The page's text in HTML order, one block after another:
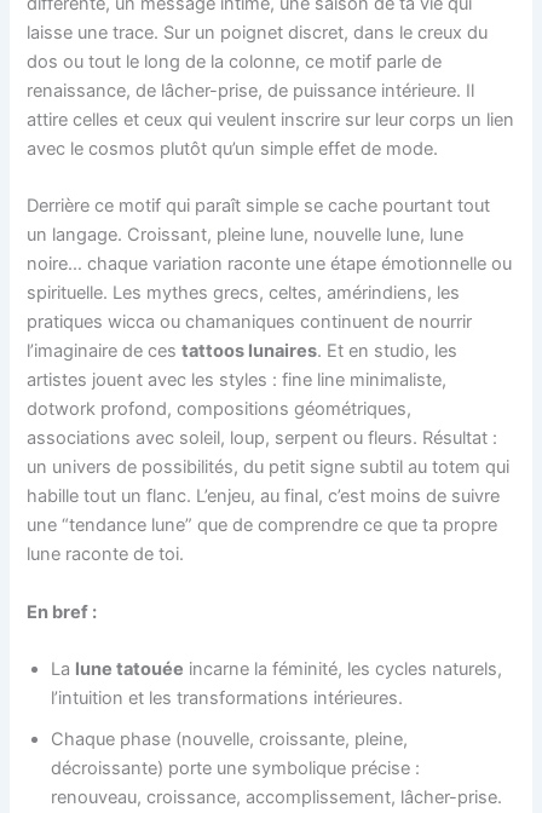
laisse une trace. Sur un poignet discret, dans le creux du
dos ou tout le long de la colonne, ce motif parle de
renaissance, de lâcher-prise, de puissance intérieure. Il
attire celles et ceux qui veulent inscrire sur leur corps un lien
avec le cosmos plutôt qu’un simple effet de mode.
Derrière ce motif qui paraît simple se cache pourtant tout
un langage. Croissant, pleine lune, nouvelle lune, lune
noire… chaque variation raconte une étape émotionnelle ou
spirituelle. Les mythes grecs, celtes, amérindiens, les
pratiques wicca ou chamaniques continuent de nourrir
l’imaginaire de cestattoos lunaires. Et en studio, les
artistes jouent avec les styles : fine line minimaliste,
dotwork profond, compositions géométriques,
associations avec soleil, loup, serpent ou fleurs. Résultat :
un univers de possibilités, du petit signe subtil au totem qui
habille tout un flanc. L’enjeu, au final, c’est moins de suivre
une “tendance lune” que de comprendre ce que ta propre
lune raconte de toi.
En bref :
La lune tatouée incarne la féminité, les cycles naturels,
l’intuition et les transformations intérieures.
Chaque phase (nouvelle, croissante, pleine,
décroissante) porte une symbolique précise :
renouveau, croissance, accomplissement, lâcher-prise.